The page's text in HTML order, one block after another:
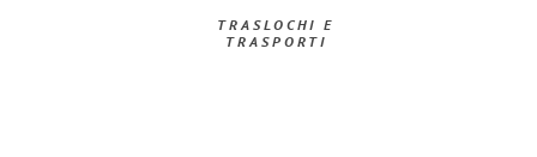
TRASLOCHI E
TRASPORTI​